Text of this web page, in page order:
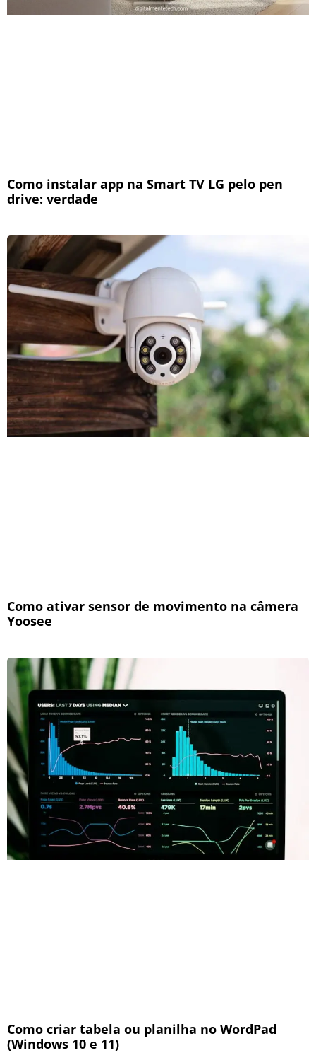
Como instalar app na Smart TV LG pelo pen
drive: verdade
Como ativar sensor de movimento na câmera
Yoosee
Como criar tabela ou planilha no WordPad
(Windows 10 e 11)